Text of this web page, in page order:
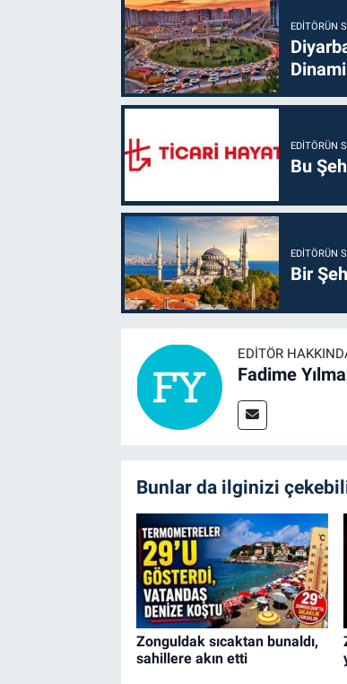
EDITÖRÜN
EDITÖRÜN
Bu
EDITÖRÜN
Bir
EDITÖR
Fadime
Bunlar da ilginizi
Zonguldak sıcaktan bunaldı,
sahillere akın etti